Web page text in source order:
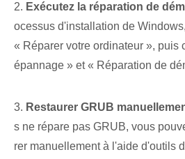
2. Exécutez la réparation de
ocessus d'installation de
« Réparer votre ordinateur », puis
épannage » et « Réparation de
3. Restaurer ‍GRUB
s ne répare pas GRUB, vous
rer manuellement à l'aide d'outils